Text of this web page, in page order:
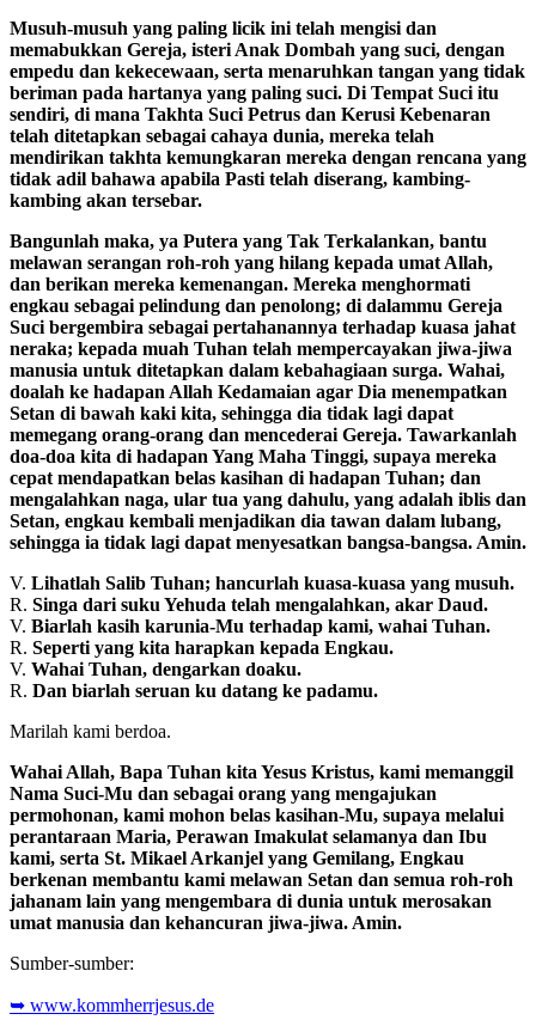
Musuh-musuh yang paling licik ini telah mengisi dan
memabukkan Gereja, isteri Anak Dombah yang suci, dengan
empedu dan kekecewaan, serta menaruhkan tangan yang tidak
beriman pada hartanya yang paling suci. Di Tempat Suci itu
sendiri, di mana Takhta Suci Petrus dan Kerusi Kebenaran
telah ditetapkan sebagai cahaya dunia, mereka telah
mendirikan takhta kemungkaran mereka dengan rencana yang
tidak adil bahawa apabila Pasti telah diserang, kambing-
kambing akan tersebar.
Bangunlah maka, ya Putera yang Tak Terkalankan, bantu
melawan serangan roh-roh yang hilang kepada umat Allah,
dan berikan mereka kemenangan. Mereka menghormati
engkau sebagai pelindung dan penolong; di dalammu Gereja
Suci bergembira sebagai pertahanannya terhadap kuasa jahat
neraka; kepada muah Tuhan telah mempercayakan jiwa-jiwa
manusia untuk ditetapkan dalam kebahagiaan surga. Wahai,
doalah ke hadapan Allah Kedamaian agar Dia menempatkan
Setan di bawah kaki kita, sehingga dia tidak lagi dapat
memegang orang-orang dan mencederai Gereja. Tawarkanlah
doa-doa kita di hadapan Yang Maha Tinggi, supaya mereka
cepat mendapatkan belas kasihan di hadapan Tuhan; dan
mengalahkan naga, ular tua yang dahulu, yang adalah iblis dan
Setan, engkau kembali menjadikan dia tawan dalam lubang,
sehingga ia tidak lagi dapat menyesatkan bangsa-bangsa. Amin.
V. Lihatlah Salib Tuhan; hancurlah kuasa-kuasa yang musuh.
R. Singa dari suku Yehuda telah mengalahkan, akar Daud.
V. Biarlah kasih karunia-Mu terhadap kami, wahai Tuhan.
R. Seperti yang kita harapkan kepada Engkau.
V. Wahai Tuhan, dengarkan doaku.
R. Dan biarlah seruan ku datang ke padamu.
Marilah kami berdoa.
Wahai Allah, Bapa Tuhan kita Yesus Kristus, kami memanggil
Nama Suci-Mu dan sebagai orang yang mengajukan
permohonan, kami mohon belas kasihan-Mu, supaya melalui
perantaraan Maria, Perawan Imakulat selamanya dan Ibu
kami, serta St. Mikael Arkanjel yang Gemilang, Engkau
berkenan membantu kami melawan Setan dan semua roh-roh
jahanam lain yang mengembara di dunia untuk merosakan
umat manusia dan kehancuran jiwa-jiwa. Amin.
Sumber-sumber:
➥ www.kommherrjesus.de